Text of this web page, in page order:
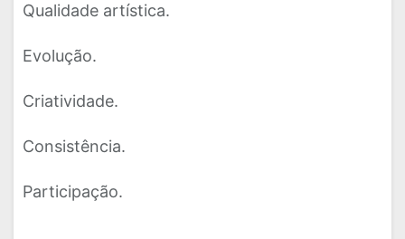
Qualidade artística.
Evolução.
Criatividade.
Consistência.
Participação.